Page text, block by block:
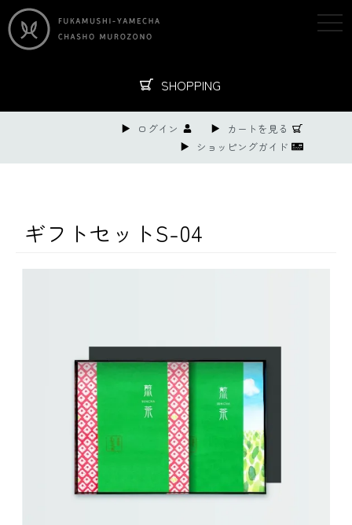
SHOPPING
ログイン
カートを見る
ショッピングガイド
ギフトセットS-04